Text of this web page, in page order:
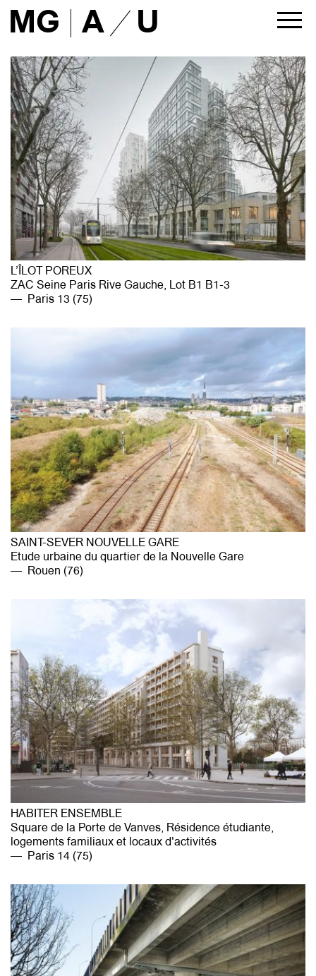
MG A U
PROJETS
tous
architecture
urbanisme
liste
AGENCE
présentation
approche
équipe
partenaires
maîtres d’ouvrage
CONTACT
L’ÎLOT POREUX
ZAC Seine Paris Rive Gauche, Lot B1 B1-3
Paris 13 (75)
SAINT-SEVER NOUVELLE GARE
Etude urbaine du quartier de la Nouvelle Gare
Rouen (76)
HABITER ENSEMBLE
Square de la Porte de Vanves, Résidence étudiante,
logements familiaux et locaux d'activités
Paris 14 (75)